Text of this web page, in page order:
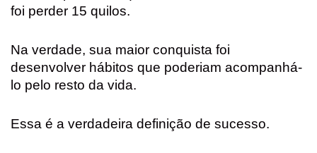
foi perder 15 quilos.
Na verdade, sua maior conquista foi
desenvolver hábitos que poderiam acompanhá-
lo pelo resto da vida.
Essa é a verdadeira definição de sucesso.